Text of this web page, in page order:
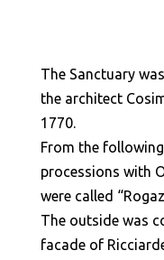
The Sanctuary
the architect
1770.
From the
processions with
were called
The outside was
facade of